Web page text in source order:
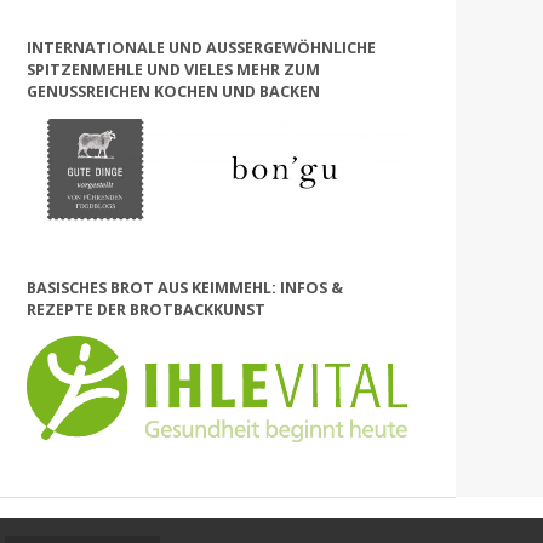
INTERNATIONALE UND AUSSERGEWÖHNLICHE S
PITZENMEHLE UND VIELES MEHR ZUM G
ENUSSREICHEN KOCHEN UND BACKEN
BASISCHES BROT AUS KEIMMEHL: INFOS &
REZEPTE DER BROTBACKKUNST